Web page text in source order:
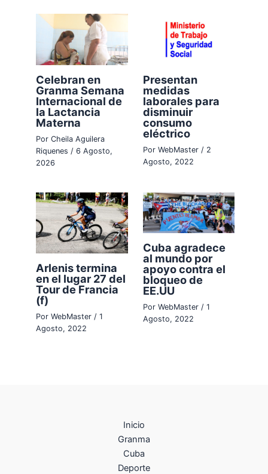
Celebran en
Granma Semana
Internacional de
la Lactancia
Materna
PorCheila Aguilera
Riquenes /6 Agosto,
2026
Presentan
medidas
laborales para
disminuir
consumo
eléctrico
Por WebMaster / 2
Agosto, 2022
Arlenis termina
en el lugar 27 del
Tour de Francia
(f)
PorWebMaster/1
Agosto, 2022
Cuba agradece
al mundo por
apoyo contra el
bloqueo de
EE.UU
Por WebMaster / 1
Agosto, 2022
Inicio
Granma
Cuba
Deporte